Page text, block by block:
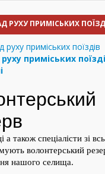
РУХУ ПРИМІСЬКИХ
приміських